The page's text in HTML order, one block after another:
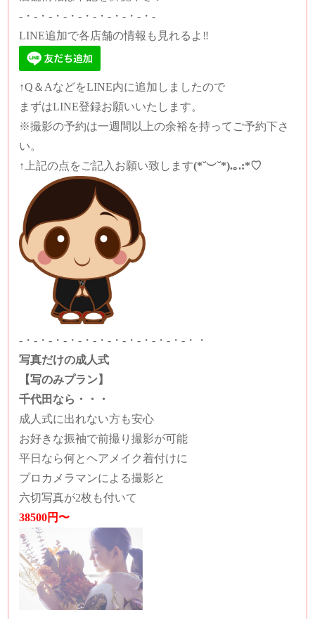
-・-・-・-・-・-・-・-・-・-
LINE追加で各店舗の情報も見れるよ‼️
↑Q＆AなどをLINE内に追加しましたので
まずはLINE登録お願いいたします。
※撮影の予約は一週間以上の余裕を持ってご予約下さ
い。
↑上記の点をご記入お願い致します(*˘︶˘*).｡.:*♡
-・-・-・-・-・-・-・-・-・-・-・-・・
写真だけの成人式
【写のみプラン】
千代田なら・・・
成人式に出れない方も安心
お好きな振袖で前撮り撮影が可能
平日なら何とヘアメイク着付けに
プロカメラマンによる撮影と
六切写真が2枚も付いて
38500円〜